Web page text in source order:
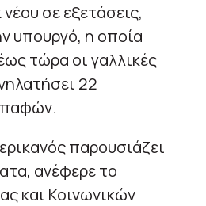
σε εξετάσεις,
υπουργό, η οποία
τώρα οι γαλλικές
22
παρουσιάζει
ανέφερε το
και Κοινωνικών